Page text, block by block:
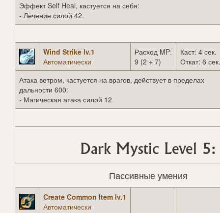
Эффект Self Heal, кастуется на себя:
- Лечение силой 42.
Wind Strike lv.1
Автоматически
Расход MP:
9 (2 + 7)
Каст: 4 сек.
Откат: 6 сек.
Атака ветром, кастуется на врагов, действует в пределах
дальности 600:
- Магическая атака силой 12.
Dark Mystic Level 5:
Пассивные умения
Create Common Item lv.1
Автоматически